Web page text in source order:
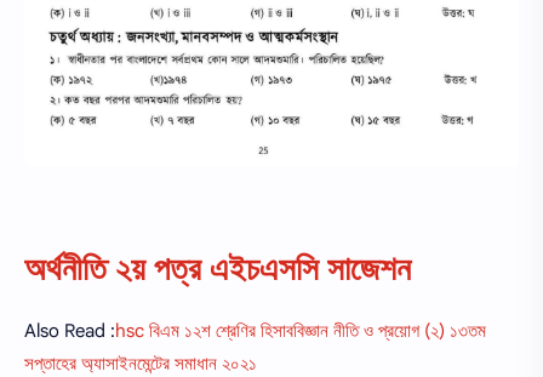
অর্থনীতি ২য় পত্র এইচএসসি সাজেশন
Also Read :hsc বিএম ১২শ শ্রেণির হিসাববিজ্ঞান নীতি ও প্রয়োগ (২) ১৩তম
সপ্তাহের অ্যাসাইনমেন্টের সমাধান ২০২১